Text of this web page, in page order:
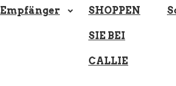
Empfänger SHOPPEN
SIE BEI
CALLIE